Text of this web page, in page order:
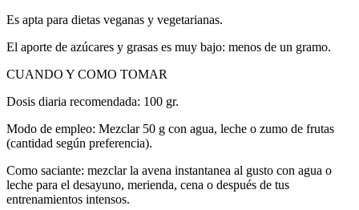
Es apta para dietas veganas y vegetarianas.
El aporte de azúcares y grasas es muy bajo: menos de un gramo.
CUANDO Y COMO TOMAR
Dosis diaria recomendada: 100 gr.
Modo de empleo: Mezclar 50 g con agua, leche o zumo de frutas
(cantidad según preferencia).
Como saciante: mezclar la avena instantanea al gusto con agua o
leche para el desayuno, merienda, cena o después de tus
entrenamientos intensos.